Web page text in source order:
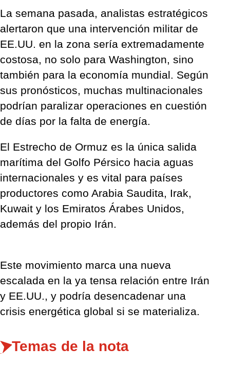
La semana pasada, analistas estratégicos
alertaron que una intervención militar de
EE.UU. en la zona sería extremadamente
costosa, no solo para Washington, sino
también para la economía mundial. Según
sus pronósticos, muchas multinacionales
podrían paralizar operaciones en cuestión
de días por la falta de energía.
El Estrecho de Ormuz es la única salida
marítima del Golfo Pérsico hacia aguas
internacionales y es vital para países
productores como Arabia Saudita, Irak,
Kuwait y los Emiratos Árabes Unidos,
además del propio Irán.
Este movimiento marca una nueva
escalada en la ya tensa relación entre Irán
y EE.UU., y podría desencadenar una
crisis energética global si se materializa.
Temas de la nota